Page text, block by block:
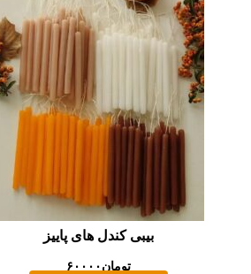
بیبی کندل های پاییز
تومان۶۰۰۰۰